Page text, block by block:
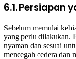
6.1. Persiapan
Sebelum memulai
yang perlu dilakukan.
nyaman dan sesuai
mencegah cedera dan